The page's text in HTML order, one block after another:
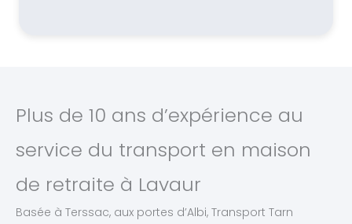
Plus de 10 ans d’expérience au
service du transport en maison
de retraite à Lavaur
Basée à Terssac, aux portes d’Albi, Transport Tarn